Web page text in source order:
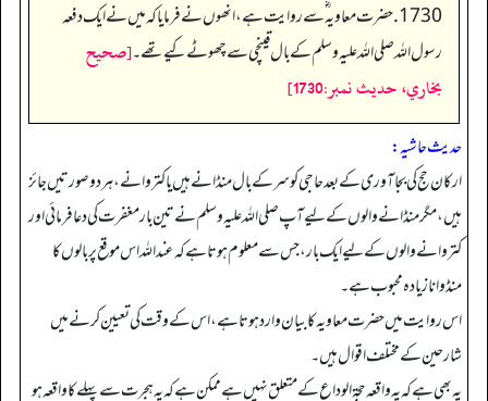
1730. حضرت معاویہ ؓ سے روایت ہے، انھوں نے فرمایا کہ میں نے ایک دفعہ
رسول اللہ صلی اللہ علیہ وسلم کے بال قینچی سے چھوٹے کیے تھے۔[صحيح
بخاري، حديث نمبر:1730]
حدیث حاشیہ:
ارکان حج کی بجا آوری کے بعد حاجی کو سر کے بال منڈانے ہیں یا کتروانے، ہر دو صورتیں جائز
ہیں، مگر منڈانے والوں کے لیے آپ صلی اللہ علیہ وسلم نے تین بار مغفرت کی دعا فرمائی اور
کتروانے والوں کے لیے ایک بار، جس سے معلوم ہوتا ہے کہ عنداللہ اس موقع پر بالوں کا
منڈوانا زیادہ محبوب ہے۔
اس روایت میں حضرت معاویہ کا بیان وارد ہوتا ہے، اس کے وقت کی تعیین کرنے میں
شارحین کے مختلف اقوال ہیں۔
یہ بھی ہے کہ یہ واقعہ حجۃ الوداع کے متعلق نہیں ہے ممکن ہے کہ یہ ہجرت سے پہلے کا واقعہ ہو